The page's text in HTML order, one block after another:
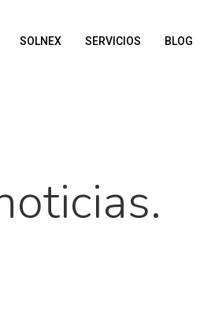
SOLNEX SERVICIOS BLOG